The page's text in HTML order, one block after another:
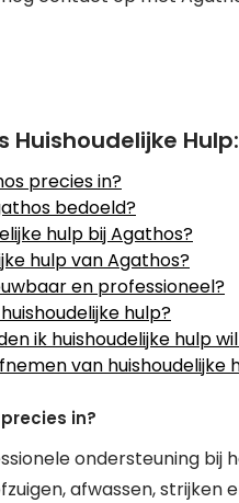
precies in?
bedoeld?
hulp bij Agathos?
hulp van Agathos?
en professioneel?
hulp?
ik huishoudelijke hulp
van huishoudelijke
in?
ondersteuning bij
afwassen, strijken